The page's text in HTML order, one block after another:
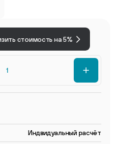
стоимость на 5%
Индвидуальный расчёт